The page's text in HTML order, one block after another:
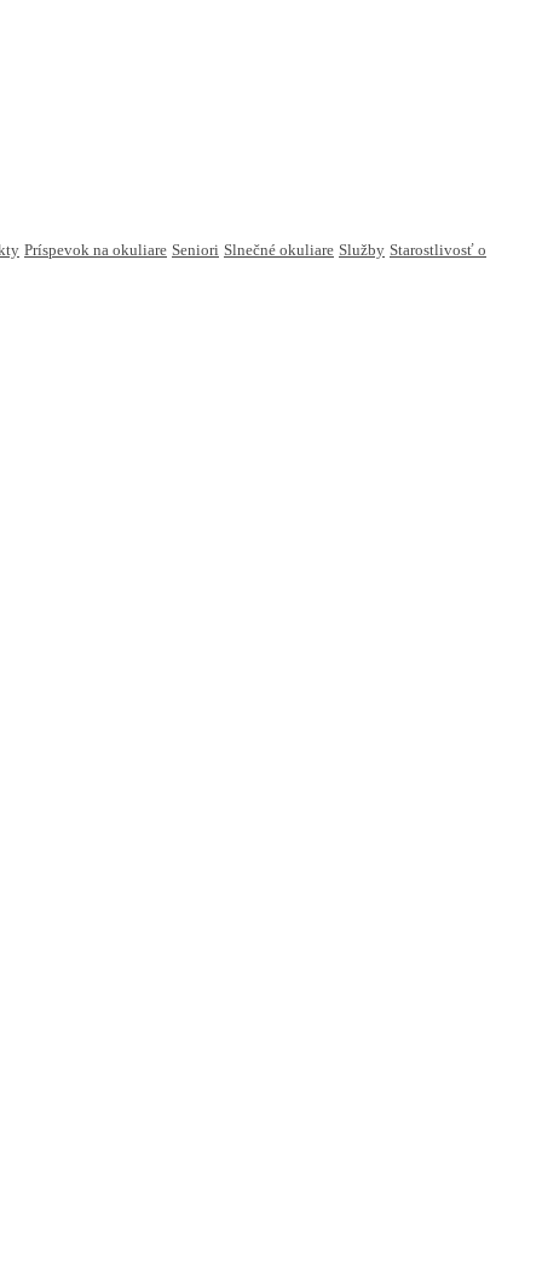
Príspevok na okuliare Seniori Slnečné okuliare Služby Starostlivosť o